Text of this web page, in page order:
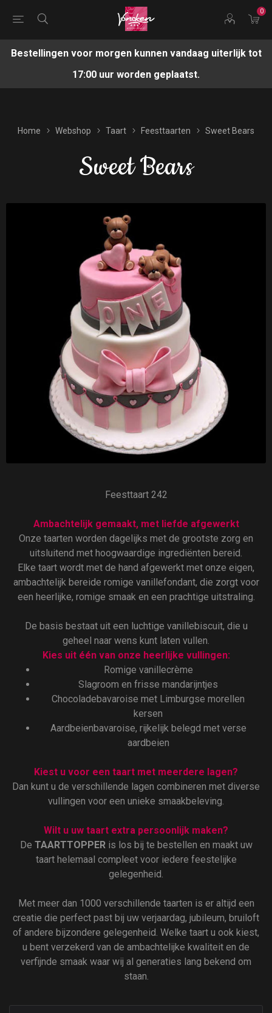
0
Bestellingen voor morgen kunnen vandaag uiterlijk tot
17:00 uur worden geplaatst.
Home Webshop Taart Feesttaarten Sweet Bears
Sweet Bears
Feesttaart 242
Ambachtelijk gemaakt, met liefde afgewerkt
Onze taarten worden dagelijks met de grootste zorg en
uitsluitend met hoogwaardige ingrediënten bereid.
Elke taart wordt met de hand afgewerkt met onze eigen,
ambachtelijk bereide romige vanillefondant, die zorgt voor
een heerlijke, romige smaak en een prachtige uitstraling.
De basis bestaat uit een luchtige vanillebiscuit, die u
geheel naar wens kunt laten vullen.
Kies uit één van onze heerlijke vullingen:
Romige vanillecrème
Slagroom en frisse mandarijntjes
Chocoladebavaroise met Limburgse morellen
kersen
Aardbeienbavaroise, rijkelijk belegd met verse
aardbeien
Kiest u voor een taart met meerdere lagen?
Dan kunt u de verschillende lagen combineren met diverse
vullingen voor een unieke smaakbeleving.
Wilt u uw taart extra persoonlijk maken?
De TAARTTOPPERis los bij te bestellen en maakt uw
taart helemaal compleet voor iedere feestelijke
gelegenheid.
Met meer dan 1000 verschillende taarten is er altijd een
creatie die perfect past bij uw verjaardag, jubileum, bruiloft
of andere bijzondere gelegenheid. Welke taart u ook kiest,
u bent verzekerd van de ambachtelijke kwaliteit en de
verfijnde smaak waar wij al generaties lang bekend om
staan.